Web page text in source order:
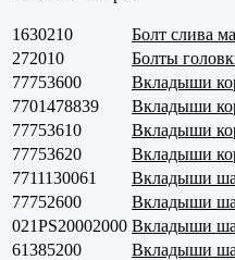
1630210 Болт слива
272010
Болты
77753600
Вкладыши
7701478839
Вкладыши
77753610
Вкладыши
77753620
Вкладыши
7711130061
Вкладыши
77752600
Вкладыши
021PS20002000 Вкладыши
61385200
Вкладыши